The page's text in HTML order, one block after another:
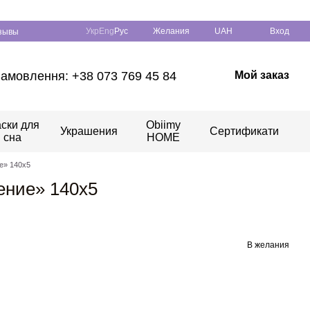
Укр Eng Рус Желания UAH Вход
+38 073 769 45 84 Мой заказ
для
сна
Украшения
Obiimy
HOME
Сертификати
140x5
140x5
В желания